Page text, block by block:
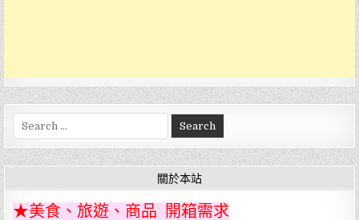
Search
for:
關於本站
★美食、旅遊、商品 開箱需求